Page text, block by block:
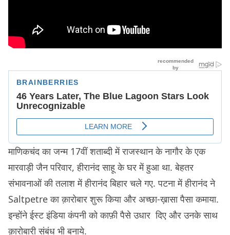
माणिकचंद का जन्म 17वीं शताब्दी में राजस्थान के नागौर के एक
मारवाड़ी जैन परिवार, हीरानंद साहू के घर में हुआ था. बेहतर
संभावनाओं की तलाश में हीरानंद बिहार चले गए. पटना में हीरानंद ने
Saltpetre का क़ारोबार शुरू किया और अच्छा-ख़ासा पैसा कमाया.
इन्होंने ईस्ट इंडिया कंपनी को काफ़ी पैसे उधार दिए और उनके साथ
क़ारोबारी संबंध भी बनाये.